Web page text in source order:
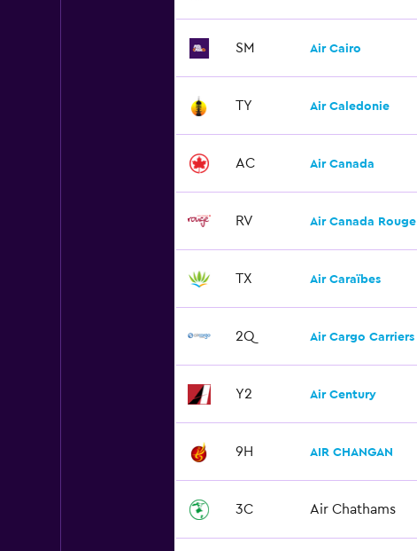
SM Air Cairo
TY Air Caledonie
AC Air Canada
RV Air Canada Rouge
TX Air Caraïbes
2Q Air Cargo Carriers
Y2 Air Century
9H AIR CHANGAN
3C Air Chathams